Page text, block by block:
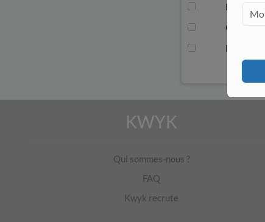
B
C
D
KWYK
Qui sommes-nous ?
FAQ
Kwyk recrute